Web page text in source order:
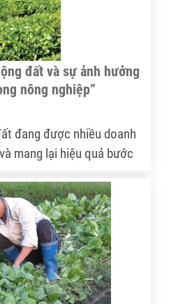
đất và sự ảnh hưởng
nông nghiệp”
đang được nhiều doanh
mang lại hiệu quả bước
như thế nào đang là
nghiệp và các cấp ngành.